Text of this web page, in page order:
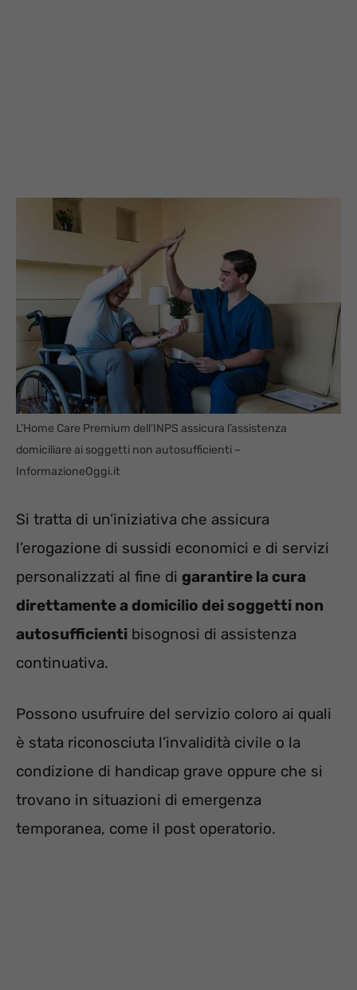
L’Home Care Premium dell’INPS assicura l’assistenza
domiciliare ai soggetti non autosufficienti –
InformazioneOggi.it
Si tratta di un’iniziativa che assicura
l’erogazione di sussidi economici e di servizi
personalizzati al fine di garantire la cura
direttamente a domicilio dei soggetti non
autosufficienti bisognosi di assistenza
continuativa.
Possono usufruire del servizio coloro ai quali
è stata riconosciuta l’invalidità civile o la
condizione di handicap grave oppure che si
trovano in situazioni di emergenza
temporanea, come il post operatorio.